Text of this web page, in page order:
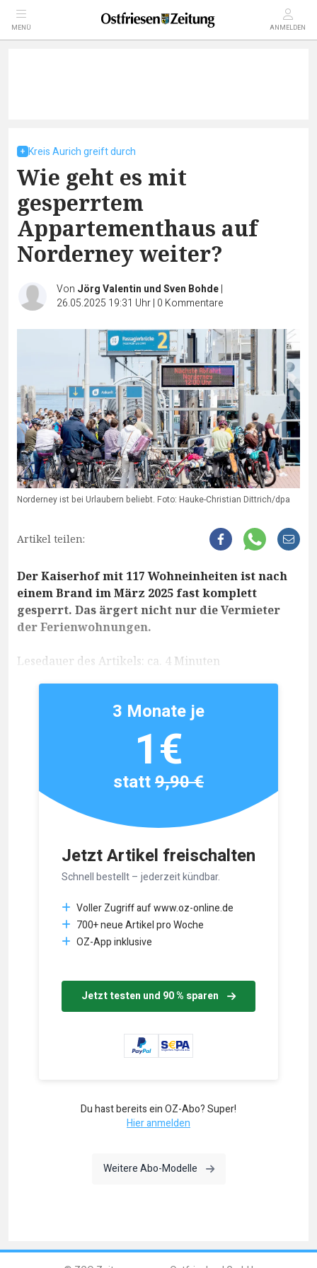
MENÜ ANMELDEN
Kreis Aurich greift durch
Wie geht es mit
gesperrtem
Appartementhaus auf
Norderney weiter?
Von Jörg Valentin und Sven Bohde|
26.05.2025 19:31 Uhr| 0 Kommentare
Norderney ist bei Urlaubern beliebt. Foto: Hauke-Christian Dittrich/dpa
Artikel teilen:
Der Kaiserhof mit 117 Wohneinheiten ist nach
einem Brand im März 2025 fast komplett
gesperrt. Das ärgert nicht nur die Vermieter
der Ferienwohnungen.
Lesedauer des Artikels: ca. 4 Minuten
Jetzt Artikel freischalten
Schnell bestellt – jederzeit kündbar.
Voller Zugriff auf www.oz-online.de
700+ neue Artikel pro Woche
OZ-App inklusive
Jetzt testen und 90 % sparen
3 Monate je
1€
statt9,90 €
Du hast bereits ein OZ-Abo? Super!
Hier anmelden
Weitere Abo-Modelle